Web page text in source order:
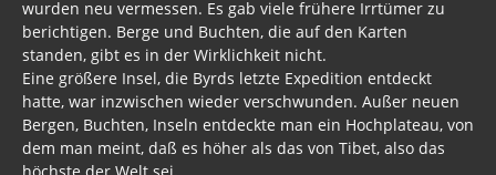
wurden neu vermessen. Es gab viele frühere Irrtümer zu
berichtigen. Berge und Buchten, die auf den Karten
standen, gibt es in der Wirklichkeit nicht.
Eine größere Insel, die Byrds letzte Expedition entdeckt
hatte, war inzwischen wieder verschwunden. Außer neuen
Bergen, Buchten, Inseln entdeckte man ein Hochplateau, von
dem man meint, daß es höher als das von Tibet, also das